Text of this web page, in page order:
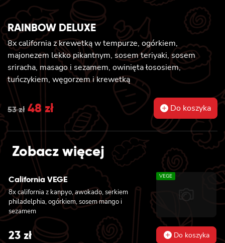
RAINBOW DELUXE
8x california z krewetką w tempurze, ogórkiem,
majonezem lekko pikantnym, sosem teriyaki, sosem
sriracha, masago i sezamem, owinięta łososiem,
tuńczykiem, węgorzem i krewetką
53zł Original
price
was:
53 zł.
48 złCurrent
price
48 zł.
Do koszyka
Zobacz więcej
California VEGE
8x california z kanpyo, awokado, serkiem
philadelphia, ogórkiem, sosem mango i
sezamem
VEGE
23 zł Do koszyka